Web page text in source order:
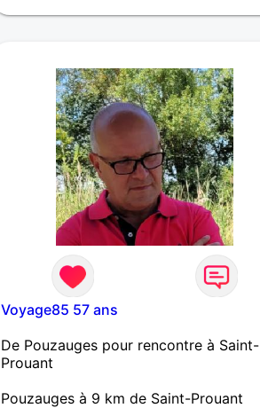
Bonjour !Ici par curiosité...a voir ...en
Voyage85 57 ans
De Pouzauges pour rencontre à Saint-
Prouant
Pouzauges à 9 km de Saint-Prouant